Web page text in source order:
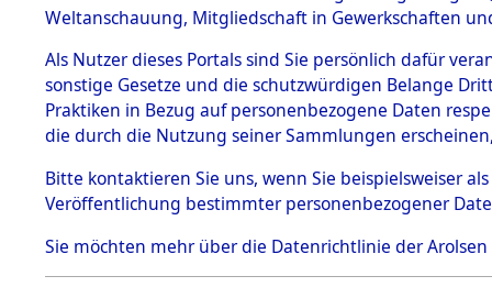
1.
mente
5. Verschiedenes
5.3
Todesmärsche
5.3.1 Alliierte
Erhebungen
zu
Todesmärsch
en
5.3.2
Weltanschauung, Mitgliedschaft in Gewerkschaften
Als Nutzer dieses Portals sind Sie persönlich dafür
sonstige Gesetze und die schutzwürdigen Belange
Praktiken in Bezug auf personenbezogene Daten
die durch die Nutzung seiner Sammlungen
Bitte kontaktieren Sie uns, wenn Sie beispielsweiser
Veröffentlichung bestimmter personenbezogener
Sie möchten mehr über die Datenrichtlinie der Arolsen